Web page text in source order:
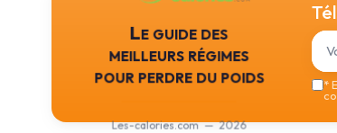
Le guide des
meilleurs régimes
pour perdre du poids
Les-calories.com — 2026
*